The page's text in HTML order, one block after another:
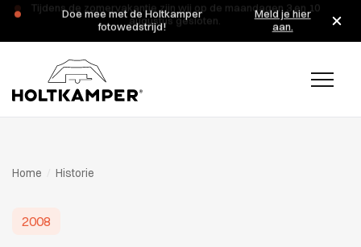
Tijdens de zomervakantie zijn wij op de maandagen 3 en 10
augustus gesloten.
Home Historie
2008